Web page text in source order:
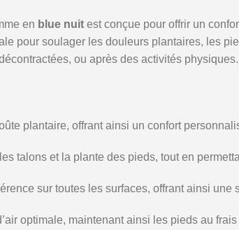
en blue nuit est conçue pour offrir un
pour soulager les douleurs plantaires, les
ou après des activités physiques.
plantaire, offrant ainsi un confort
talons et la plante des pieds, tout en
sur toutes les surfaces, offrant ainsi
optimale, maintenant ainsi les pieds au